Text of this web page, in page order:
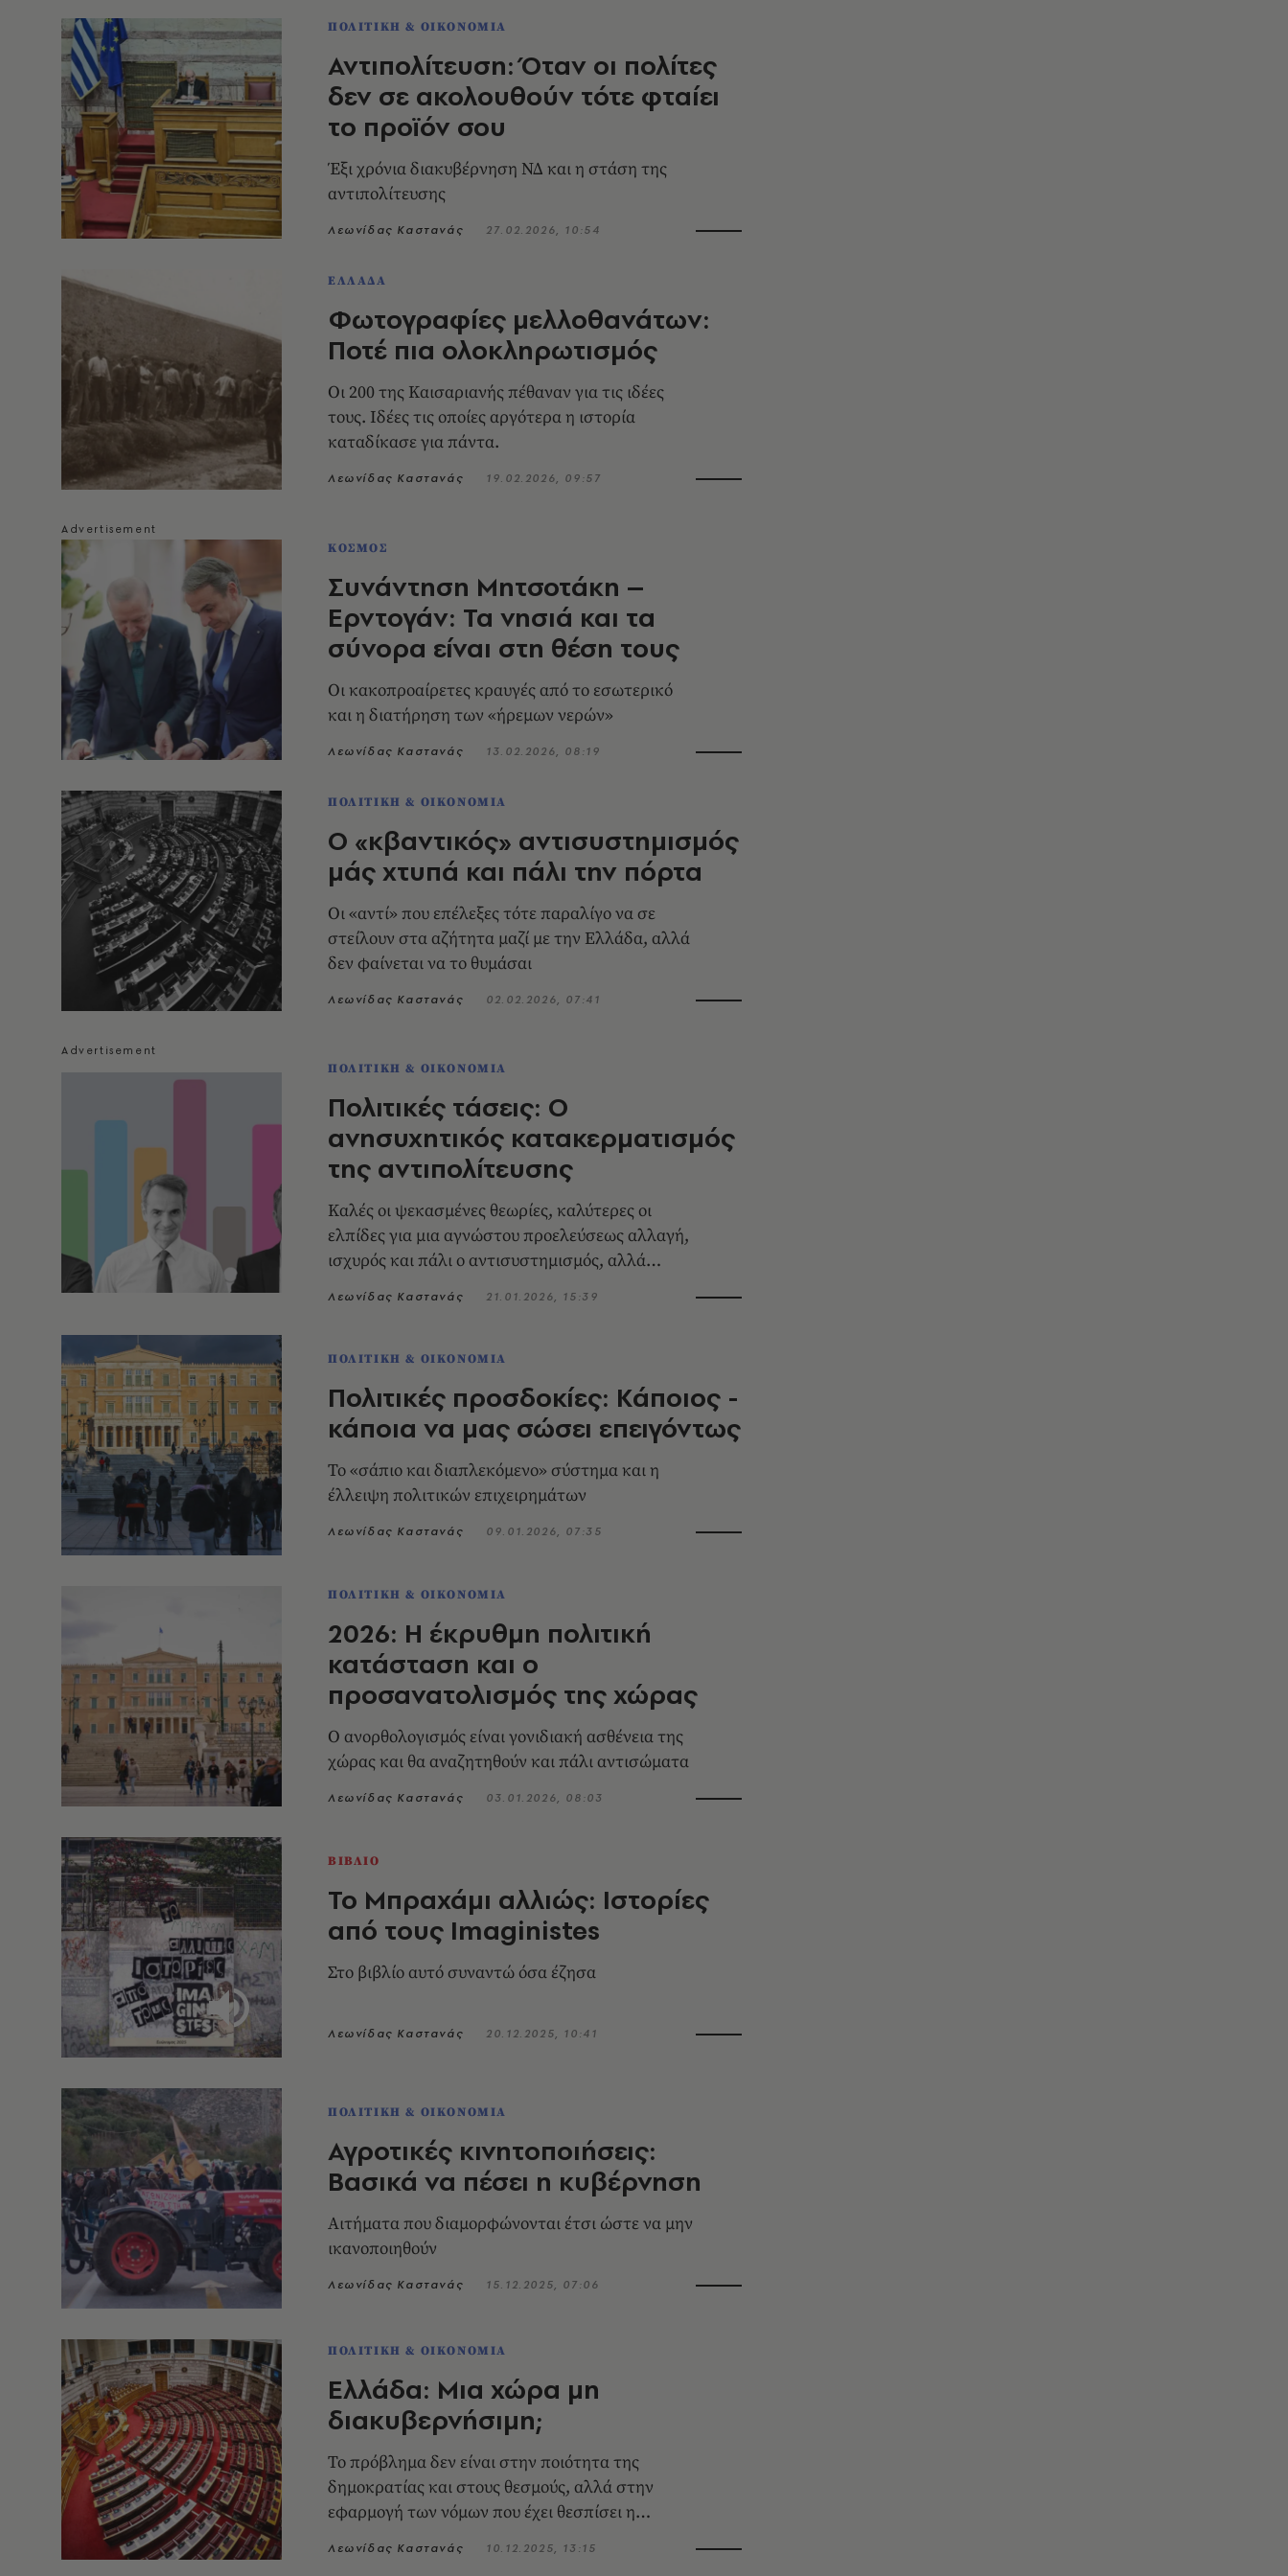
ΠΟΛΙΤΙΚΗ & ΟΙΚΟΝΟΜΙΑ
Αντιπολίτευση: Όταν οι πολίτες
δεν σε ακολουθούν τότε φταίει
το προϊόν σου
Έξι χρόνια διακυβέρνηση ΝΔ και η στάση της
αντιπολίτευσης
Λεωνίδας Καστανάς 27.02.2026, 10:54
ΕΛΛΑΔΑ
Φωτογραφίες μελλοθανάτων:
Ποτέ πια ολοκληρωτισμός
Οι 200 της Καισαριανής πέθαναν για τις ιδέες
τους. Ιδέες τις οποίες αργότερα η ιστορία
καταδίκασε για πάντα.
Λεωνίδας Καστανάς 19.02.2026, 09:57
ΚΟΣΜΟΣ
Συνάντηση Μητσοτάκη –
Ερντογάν: Τα νησιά και τα
σύνορα είναι στη θέση τους
Οι κακοπροαίρετες κραυγές από το εσωτερικό
και η διατήρηση των «ήρεμων νερών»
Λεωνίδας Καστανάς 13.02.2026, 08:19
ΠΟΛΙΤΙΚΗ & ΟΙΚΟΝΟΜΙΑ
Ο «κβαντικός» αντισυστημισμός
μάς χτυπά και πάλι την πόρτα
Οι «αντί» που επέλεξες τότε παραλίγο να σε
στείλουν στα αζήτητα μαζί με την Ελλάδα, αλλά
δεν φαίνεται να το θυμάσαι
Λεωνίδας Καστανάς 02.02.2026, 07:41
ΠΟΛΙΤΙΚΗ & ΟΙΚΟΝΟΜΙΑ
Πολιτικές τάσεις: Ο
ανησυχητικός κατακερματισμός
της αντιπολίτευσης
Καλές οι ψεκασμένες θεωρίες, καλύτερες οι
ελπίδες για μια αγνώστου προελεύσεως αλλαγή,
ισχυρός και πάλι ο αντισυστημισμός, αλλά
Λεωνίδας Καστανάς 21.01.2026, 15:39
ΠΟΛΙΤΙΚΗ & ΟΙΚΟΝΟΜΙΑ
Πολιτικές προσδοκίες: Κάποιος -
κάποια να μας σώσει επειγόντως
Το «σάπιο και διαπλεκόμενο» σύστημα και η
έλλειψη πολιτικών επιχειρημάτων
Λεωνίδας Καστανάς 09.01.2026, 07:35
ΠΟΛΙΤΙΚΗ & ΟΙΚΟΝΟΜΙΑ
2026: Η έκρυθμη πολιτική
κατάσταση και ο
προσανατολισμός της χώρας
Ο ανορθολογισμός είναι γονιδιακή ασθένεια της
χώρας και θα αναζητηθούν και πάλι αντισώματα
Λεωνίδας Καστανάς 03.01.2026, 08:03
ΒΙΒΛΙΟ
Το Μπραχάμι αλλιώς: Ιστορίες
από τους Imaginistes
Στο βιβλίο αυτό συναντώ όσα έζησα
Λεωνίδας Καστανάς 20.12.2025, 10:41
ΠΟΛΙΤΙΚΗ & ΟΙΚΟΝΟΜΙΑ
Αγροτικές κινητοποιήσεις:
Βασικά να πέσει η κυβέρνηση
Αιτήματα που διαμορφώνονται έτσι ώστε να μην
ικανοποιηθούν
Λεωνίδας Καστανάς 15.12.2025, 07:06
ΠΟΛΙΤΙΚΗ & ΟΙΚΟΝΟΜΙΑ
Ελλάδα: Μια χώρα μη
διακυβερνήσιμη;
Το πρόβλημα δεν είναι στην ποιότητα της
δημοκρατίας και στους θεσμούς, αλλά στην
εφαρμογή των νόμων που έχει θεσπίσει η
Λεωνίδας Καστανάς 10.12.2025, 13:15